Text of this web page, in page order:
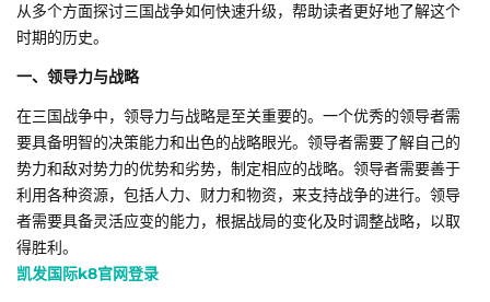
从多个方面探讨三国战争如何快速升级，帮助读者更好地了解这个
时期的历史。
一、领导力与战略
在三国战争中，领导力与战略是至关重要的。一个优秀的领导者需
要具备明智的决策能力和出色的战略眼光。领导者需要了解自己的
势力和敌对势力的优势和劣势，制定相应的战略。领导者需要善于
利用各种资源，包括人力、财力和物资，来支持战争的进行。领导
者需要具备灵活应变的能力，根据战局的变化及时调整战略，以取
得胜利。
凯发国际k8官网登录